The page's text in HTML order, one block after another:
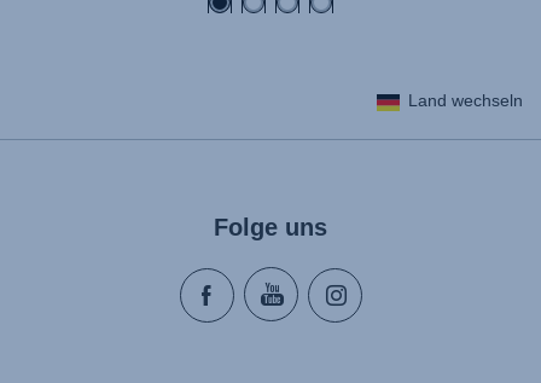
Land wechseln
Folge uns